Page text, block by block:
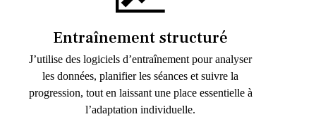
Entraînement structuré
J’utilise des logiciels d’entraînement pour analyser
les données, planifier les séances et suivre la
progression, tout en laissant une place essentielle à
l’adaptation individuelle.